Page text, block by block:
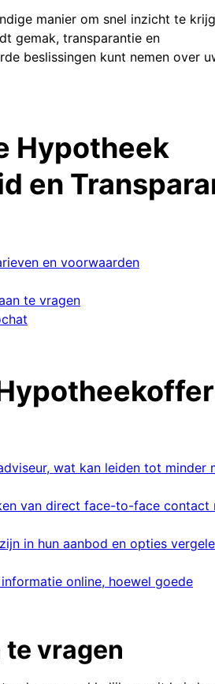
manier om snel inzicht te
gemak, transparantie en
beslissingen kunt nemen over
Hypotheek
en
en voorwaarden
te vragen
wat kan leiden tot minder
van direct face-to-face contact
in hun aanbod en opties
online, hoewel goede
vragen